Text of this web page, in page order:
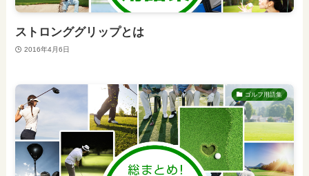
ストロンググリップとは
2016年4月6日
ゴルフ用語集